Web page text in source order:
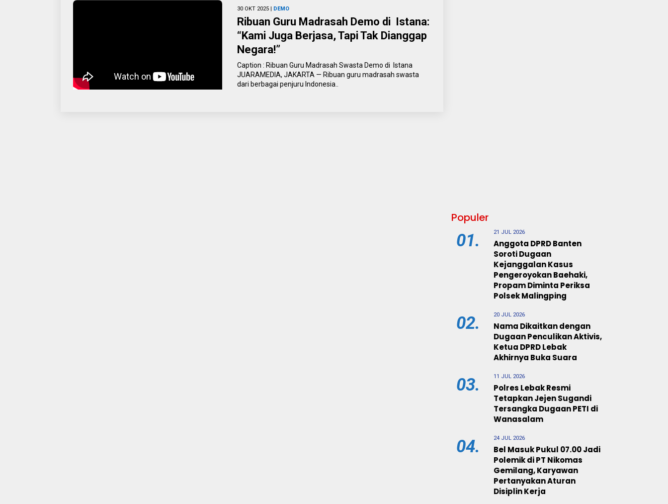
30 OKT 2025 | DEMO
Ribuan Guru Madrasah Demo di Istana:
“Kami Juga Berjasa, Tapi Tak Dianggap
Negara!”
Caption : Ribuan Guru Madrasah Swasta Demo di Istana
JUARAMEDIA, JAKARTA — Ribuan guru madrasah swasta
dari berbagai penjuru Indonesia..
Populer
01. 21 JUL 2026
Anggota DPRD Banten
Soroti Dugaan
Kejanggalan Kasus
Pengeroyokan Baehaki,
Propam Diminta Periksa
Polsek Malingping
02. 20 JUL 2026
Nama Dikaitkan dengan
Dugaan Penculikan Aktivis,
Ketua DPRD Lebak
Akhirnya Buka Suara
03. 11 JUL 2026
Polres Lebak Resmi
Tetapkan Jejen Sugandi
Tersangka Dugaan PETI di
Wanasalam
04. 24 JUL 2026
Bel Masuk Pukul 07.00 Jadi
Polemik di PT Nikomas
Gemilang, Karyawan
Pertanyakan Aturan
Disiplin Kerja